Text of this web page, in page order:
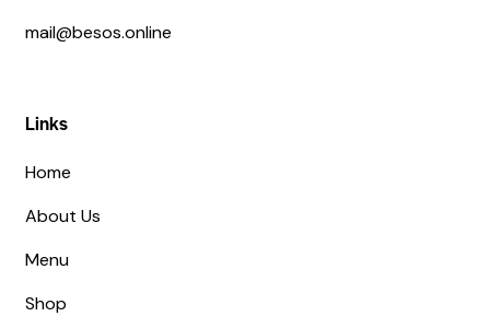
mail@besos.online
Links
Home
About Us
Menu
Shop